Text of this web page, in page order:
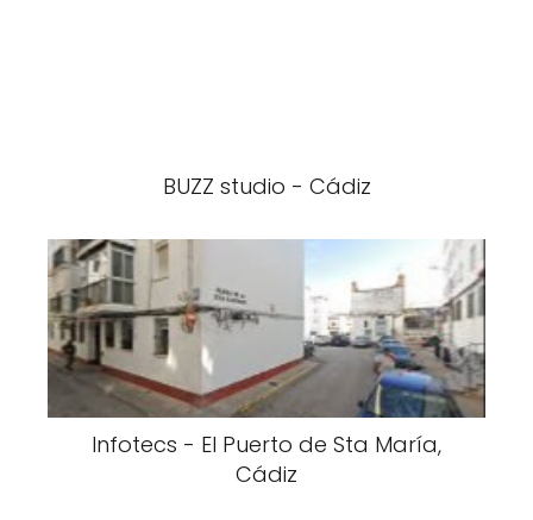
BUZZ studio - Cádiz
Infotecs - El Puerto de Sta María,
Cádiz